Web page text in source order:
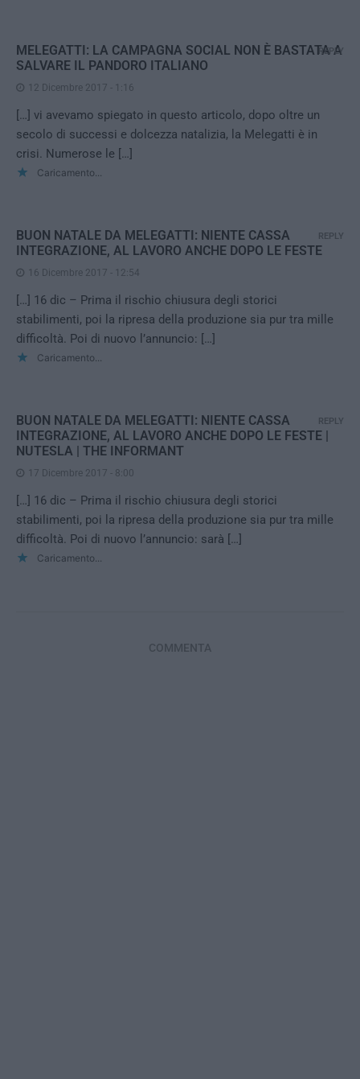
MELEGATTI: LA CAMPAGNA SOCIAL NON È BASTATA A
SALVARE IL PANDORO ITALIANO
12 Dicembre 2017 - 1:16
[…] vi avevamo spiegato in questo articolo, dopo oltre un
secolo di successi e dolcezza natalizia, la Melegatti è in
crisi. Numerose le […]
Caricamento...
REPLY
BUON NATALE DA MELEGATTI: NIENTE CASSA
INTEGRAZIONE, AL LAVORO ANCHE DOPO LE FESTE
16 Dicembre 2017 - 12:54
[…] 16 dic – Prima il rischio chiusura degli storici
stabilimenti, poi la ripresa della produzione sia pur tra mille
difficoltà. Poi di nuovo l’annuncio: […]
Caricamento...
REPLY
BUON NATALE DA MELEGATTI: NIENTE CASSA
INTEGRAZIONE, AL LAVORO ANCHE DOPO LE FESTE |
NUTESLA | THE INFORMANT
17 Dicembre 2017 - 8:00
[…] 16 dic – Prima il rischio chiusura degli storici
stabilimenti, poi la ripresa della produzione sia pur tra mille
difficoltà. Poi di nuovo l’annuncio: sarà […]
Caricamento...
REPLY
COMMENTA